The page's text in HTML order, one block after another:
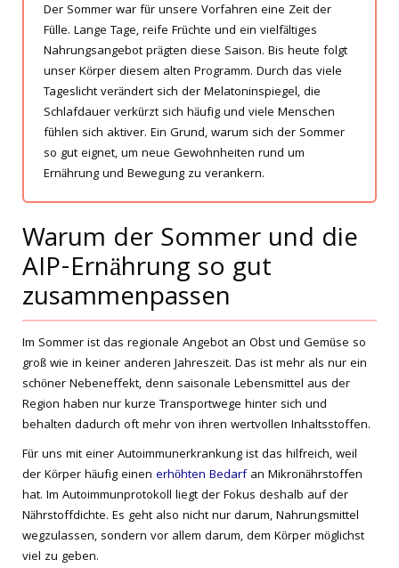
Der Sommer war für unsere Vorfahren eine Zeit der
Fülle. Lange Tage, reife Früchte und ein vielfältiges
Nahrungsangebot prägten diese Saison. Bis heute folgt
unser Körper diesem alten Programm. Durch das viele
Tageslicht verändert sich der Melatoninspiegel, die
Schlafdauer verkürzt sich häufig und viele Menschen
fühlen sich aktiver. Ein Grund, warum sich der Sommer
so gut eignet, um neue Gewohnheiten rund um
Ernährung und Bewegung zu verankern.
Warum der Sommer und die
AIP-Ernährung so gut
zusammenpassen
Im Sommer ist das regionale Angebot an Obst und Gemüse so
groß wie in keiner anderen Jahreszeit. Das ist mehr als nur ein
schöner Nebeneffekt, denn saisonale Lebensmittel aus der
Region haben nur kurze Transportwege hinter sich und
behalten dadurch oft mehr von ihren wertvollen Inhaltsstoffen.
Für uns mit einer Autoimmunerkrankung ist das hilfreich, weil
der Körper häufig einen erhöhten Bedarfan Mikronährstoffen
hat. Im Autoimmunprotokoll liegt der Fokus deshalb auf der
Nährstoffdichte. Es geht also nicht nur darum, Nahrungsmittel
wegzulassen, sondern vor allem darum, dem Körper möglichst
viel zu geben.